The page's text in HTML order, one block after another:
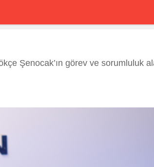
Şenocak’ın görev ve sorumluluk